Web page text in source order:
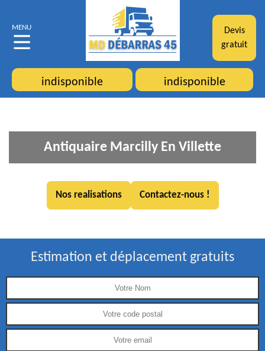
MENU
Devis
gratuit
indisponible indisponible
Antiquaire Marcilly En Villette
Nos realisations Contactez-nous !
Estimation et déplacement gratuits